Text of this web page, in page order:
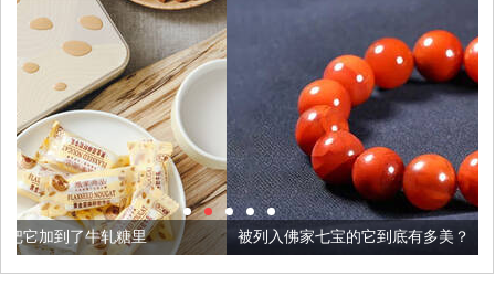
被列入佛家七宝的它到底有多美？